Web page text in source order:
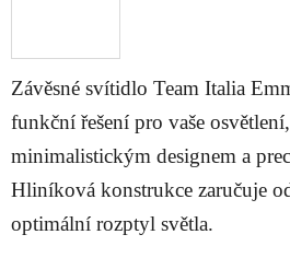
Závěsné svítidlo Team Italia
funkční řešení pro vaše
minimalistickým designem a
Hliníková konstrukce zaručuje
optimální rozptyl světla.